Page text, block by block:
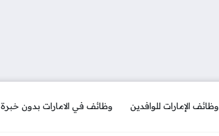
وظائف الإمارات للوافدين وظائف في الامارات بدون خبرة